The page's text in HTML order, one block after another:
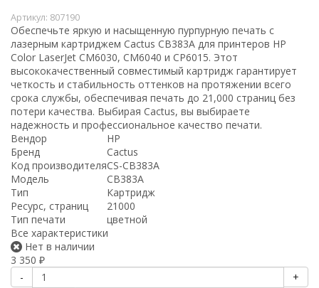
Артикул: 807190
Обеспечьте яркую и насыщенную пурпурную печать с
лазерным картриджем Cactus CB383A для принтеров HP
Color LaserJet CM6030, CM6040 и CP6015. Этот
высококачественный совместимый картридж гарантирует
четкость и стабильность оттенков на протяжении всего
срока службы, обеспечивая печать до 21,000 страниц без
потери качества. Выбирая Cactus, вы выбираете
надежность и профессиональное качество печати.
Вендор
HP
Бренд
Cactus
Код производителяCS-CB383A
Модель
CB383A
Тип
Картридж
Ресурс, страниц
21000
Тип печати
цветной
Все характеристики
Нет в наличии
3 350 ₽
-
+